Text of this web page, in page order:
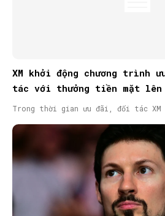
XM khởi động chương trình
tác với thưởng tiền mặt lên
Trong thời gian ưu đãi, đối tác